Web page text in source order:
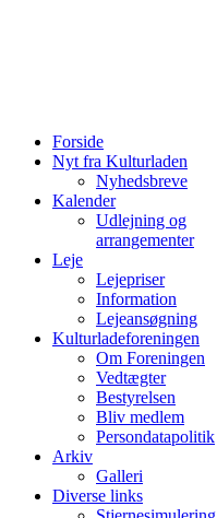
Forside
Nyt fra Kulturladen
Nyhedsbreve
Kalender
Udlejning og
arrangementer
Leje
Lejepriser
Information
Lejeansøgning
Kulturladeforeningen
Om Foreningen
Vedtægter
Bestyrelsen
Bliv medlem
Persondatapolitik
Arkiv
Galleri
Diverse links